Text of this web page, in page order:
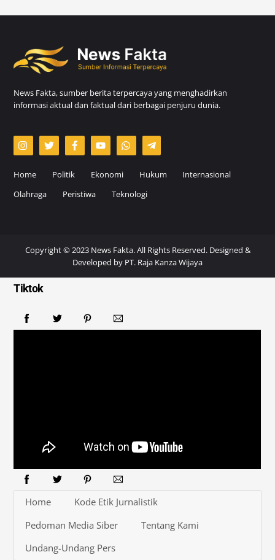
News Fakta, sumber berita terpercaya yang menghadirkan
informasi aktual dan faktual dari berbagai penjuru dunia.
Home Politik Ekonomi Hukum
Internasional
Olahraga
Peristiwa Teknologi
Copyright © 2023 News Fakta. All Rights Reserved. Designed &
Developed by PT. Raja Kanza Wijaya
Tiktok
Home
Kode Etik Jurnalistik
Pedoman Media Siber
Tentang Kami
Undang-Undang Pers